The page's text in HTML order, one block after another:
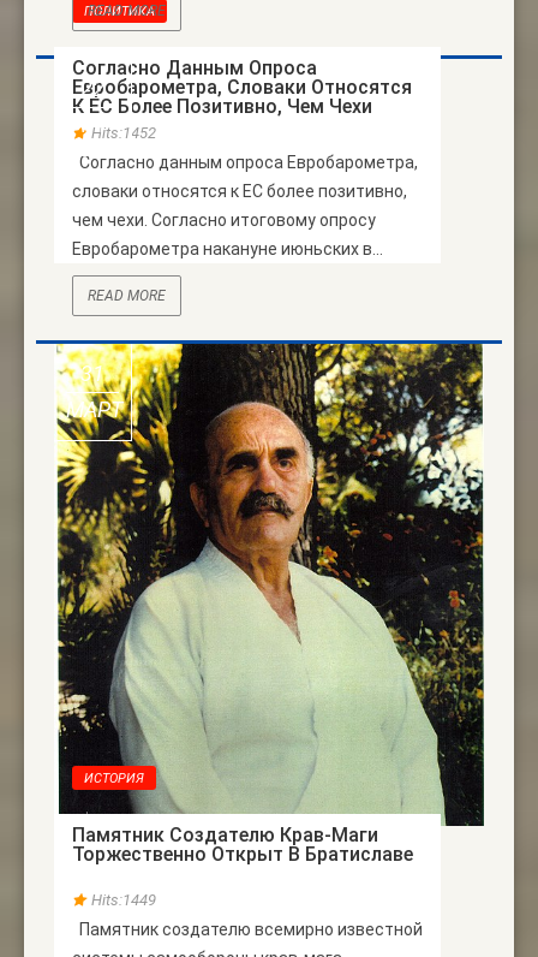
READ MORE
Согласно Данным Опроса
Евробарометра, Словаки Относятся
К ЕС Более Позитивно, Чем Чехи
Hits:1452
ПОЛИТИКА
Согласно данным опроса Евробарометра,
словаки относятся к ЕС более позитивно,
чем чехи. Согласно итоговому опросу
Евробарометра накануне июньских в...
22
АПР
READ MORE
Памятник Создателю Крав-Маги
Торжественно Открыт В Братиславе
Hits:1449
ИСТОРИЯ
Памятник создателю всемирно известной
31
МАРТ